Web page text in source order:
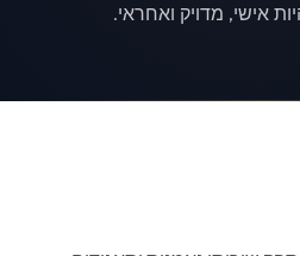
אישי, מדויק ואחראי.